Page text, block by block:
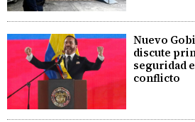
Nuevo
discute
seguridad
conflicto